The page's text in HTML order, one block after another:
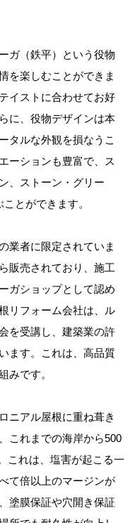
ガ（鉄平）という役物
を楽しむことができま
イストに合わせてお好
に、役物デザインは本
タルな外観を損なうこ
ーションも豊富で、ス
、ストーン・グリー
とができます。
業者に限定されていま
販売されており、施工
ガショップとして認め
リフォーム会社は、ル
を受講し、建築業の許
ます。これは、高品質
みです。
ニアル屋根に重ね葺き
これまでの海岸から500
これは、塩害が起こる一
て倍以上のマージンが
塗膜保証や穴開き保証